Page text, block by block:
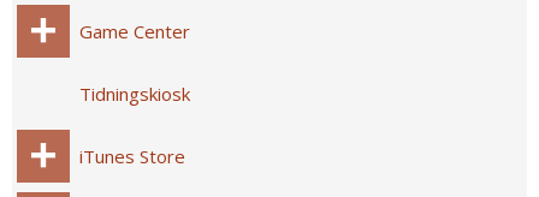
Game Center
Tidningskiosk
iTunes Store